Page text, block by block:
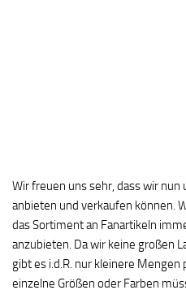
Wir freuen uns sehr, dass wir nun
anbieten und verkaufen können.
das Sortiment an Fanartikeln
anzubieten. Da wir keine großen
gibt es i.d.R. nur kleinere Mengen
einzelne Größen oder Farben